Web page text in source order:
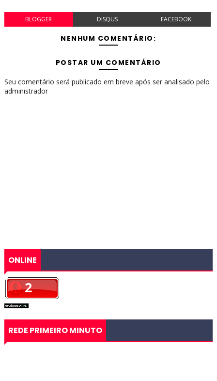
BLOGGER DISQUS FACEBOOK
NENHUM COMENTÁRIO:
POSTAR UM COMENTÁRIO
Seu comentário será publicado em breve após ser analisado pelo
administrador
ONLINE
REDE PRIMEIRO MINUTO